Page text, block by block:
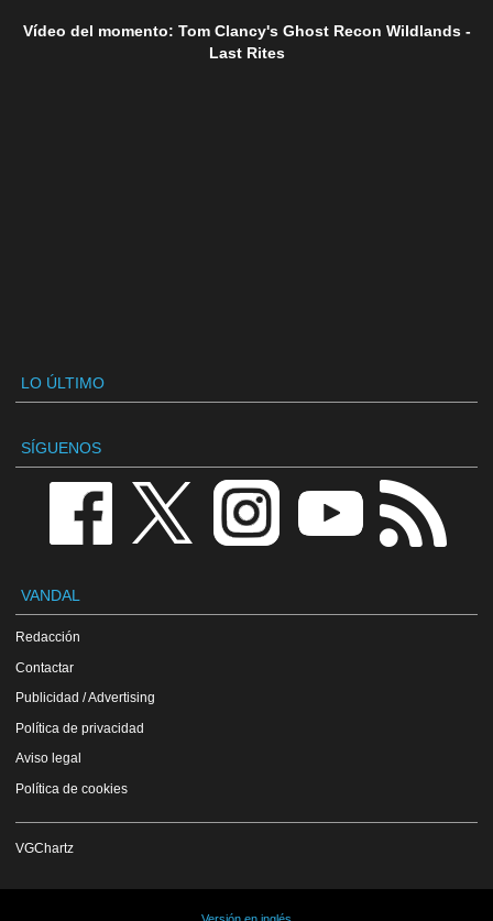
Vídeo del momento: Tom Clancy's Ghost Recon Wildlands -
Last Rites
LO ÚLTIMO
SÍGUENOS
VANDAL
Redacción
Contactar
Publicidad / Advertising
Política de privacidad
Aviso legal
Política de cookies
VGChartz